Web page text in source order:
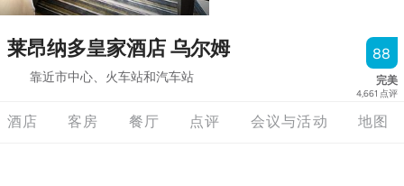
莱昂纳多皇家酒店 乌尔姆
靠近市中心、火车站和汽车站
88
完美
4,661 点评
酒店 客房 餐厅 点评 会议与活动 地图